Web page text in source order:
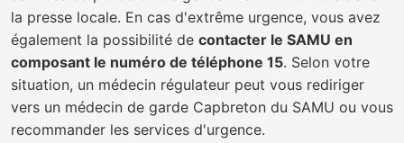
la presse locale. En cas d'extrême urgence, vous avez
également la possibilité de contacter le SAMU en
composant le numéro de téléphone 15. Selon votre
situation, un médecin régulateur peut vous rediriger
vers un médecin de garde Capbreton du SAMU ou vous
recommander les services d'urgence.